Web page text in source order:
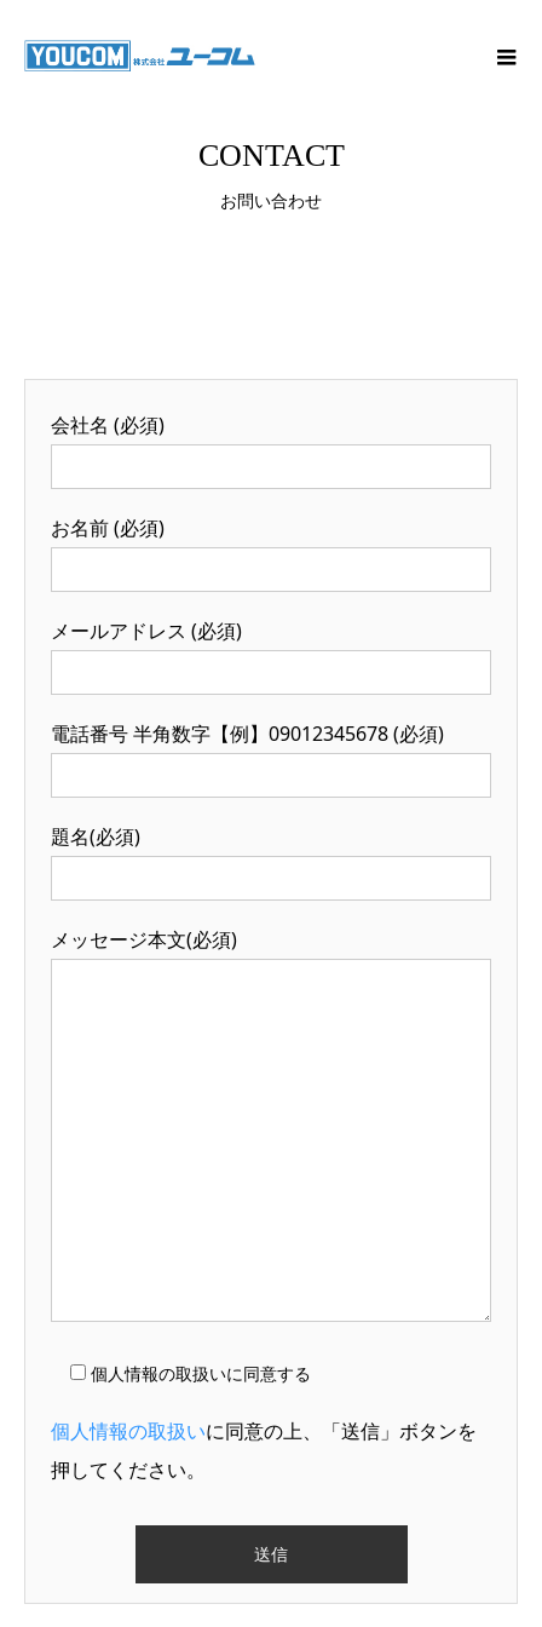
CONTACT
お問い合わせ
会社名 (必須)
お名前 (必須)
メールアドレス (必須)
電話番号 半角数字【例】09012345678 (必須)
題名(必須)
メッセージ本文(必須)
個人情報の取扱いに同意する
個人情報の取扱いに同意の上、「送信」ボタンを
押してください。